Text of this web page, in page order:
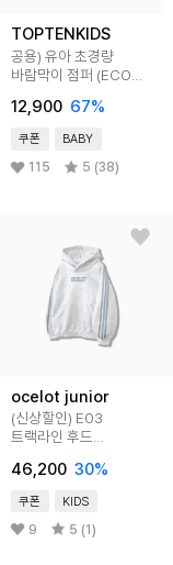
TOPTENKIDS
공용) 유아 초경량
바람막이 점퍼 (ECO
12,900 67%
쿠폰 BABY
115 5 (38)
ocelot junior
(신상할인) E03
트랙라인 후드
46,200 30%
쿠폰 KIDS
9 5 (1)